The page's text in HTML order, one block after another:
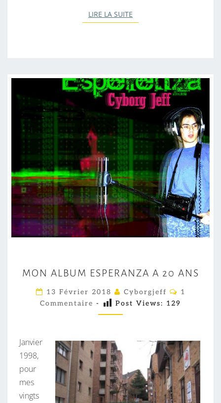
LIRE LA SUITE
O
N
A
L
U
M
E
S
P
MON ALBUM ESPERANZA A 20 ANS
13 Février 2018 Cyborgjeff
C
M
A
I
R
E
S
1
Commentaire - Post Views: 129
Janvier
1998,
pour
mes
vingts